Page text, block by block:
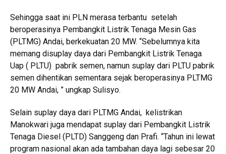
Sehingga saat ini PLN merasa terbantu setelah
beroperasinya Pembangkit Listrik Tenaga Mesin Gas
(PLTMG) Andai, berkekuatan 20 MW. “Sebelumnya kita
memang disuplay daya dari Pembangkit Listrik Tenaga
Uap ( PLTU) pabrik semen, namun suplay dari PLTU pabrik
semen dihentikan sementara sejak beroperasinya PLTMG
20 MW Andai, ” ungkap Sulisyo.
Selain suplay daya dari PLTMG Andai, kelistrikan
Manokwari juga mendapat suplay dari Pembangkit Listrik
Tenaga Diesel (PLTD) Sanggeng dan Prafi. “Tahun ini lewat
program nasional akan ada tambahan daya lagi sebesar 20